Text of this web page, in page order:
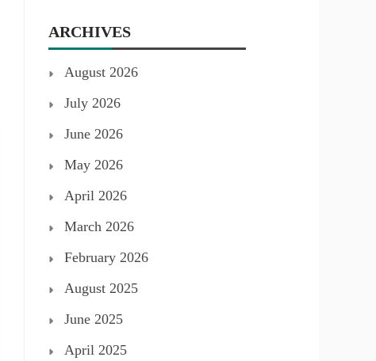
ARCHIVES
August 2026
July 2026
June 2026
May 2026
April 2026
March 2026
February 2026
August 2025
June 2025
April 2025